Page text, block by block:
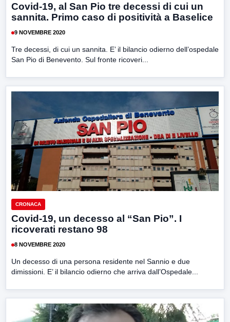
Covid-19, al San Pio tre decessi di cui un
sannita. Primo caso di positività a Baselice
9 NOVEMBRE 2020
Tre decessi, di cui un sannita. E’ il bilancio odierno dell’ospedale
San Pio di Benevento. Sul fronte ricoveri...
CRONACA
Covid-19, un decesso al “San Pio”. I
ricoverati restano 98
8 NOVEMBRE 2020
Un decesso di una persona residente nel Sannio e due
dimissioni. E’ il bilancio odierno che arriva dall’Ospedale...